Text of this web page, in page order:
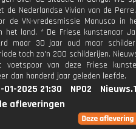
de Nederlandse Vivian van de
de VN-vredesmissie Monusco in
het land. * De Friese kunstenaar
maar 30 jaar oud maar
toch zo'n 200 schilderijen.
voetspoor van deze Friese
dan honderd jaar geleden leefde.
01-2025 21:30 NPO2
afleveringen